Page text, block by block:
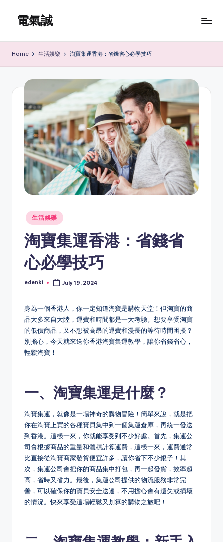
content
電氣誠
Home 生活娛樂 淘寶集運香港：省錢省心必學技巧
Posted
in
生活娛樂
淘寶集運香港：省錢省
心必學技巧
Posted
edenki July 19, 2024
身為一個香港人，你一定知道淘寶是購物天堂！但淘寶的商
品大多來自大陸，運費和時間都是一大考驗。想要享受淘寶
的低價商品，又不想被高昂的運費和漫長的等待時間困擾？
別擔心，今天就來送你香港淘寶集運教學，讓你省錢省心，
輕鬆淘寶！
一、淘寶集運是什麼？
淘寶集運，就像是一場神奇的購物冒險！簡單來說，就是把
你在淘寶上買的各種寶貝集中到一個集運倉庫，再統一發送
到香港。這樣一來，你就能享受到不少好處。首先，集運公
司會根據商品的重量和體積計算運費，這樣一來，運費通常
比直接從淘寶商家發貨便宜許多，讓你省下不少銀子！其
次，集運公司會把你的商品集中打包，再一起發貨，效率超
高，省時又省力。最後，集運公司提供的物流服務非常完
善，可以確保你的寶貝安全送達，不用擔心會有遺失或損壞
的情況。快來享受這場輕鬆又划算的購物之旅吧！